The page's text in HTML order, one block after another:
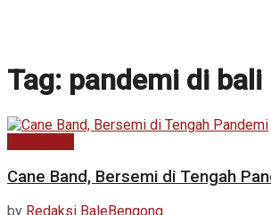
Tag: pandemi di bali
Cane Band, Bersemi di Tengah
by Redaksi BaleBengong